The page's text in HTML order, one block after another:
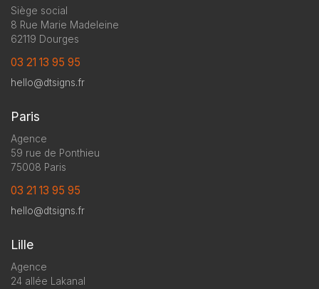
Siège social
8 Rue Marie Madeleine
62119 Dourges
03 21 13 95 95
hello@dtsigns.fr
Paris
Agence
59 rue de Ponthieu
75008 Paris
03 21 13 95 95
hello@dtsigns.fr
Lille
Agence
24 allée Lakanal